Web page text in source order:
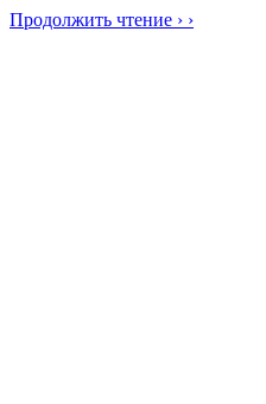
Продолжить чтение › ›